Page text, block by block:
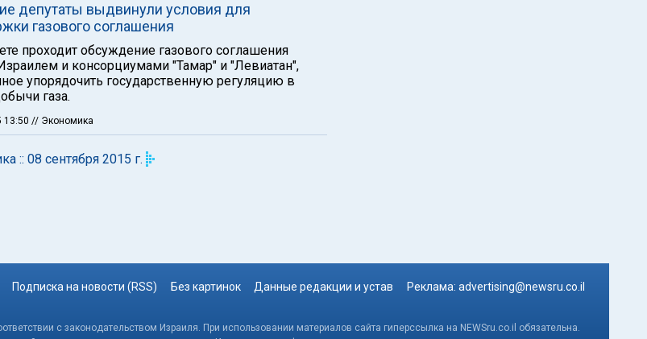
депутаты выдвинули условия для
газового соглашения
проходит обсуждение газового соглашения
и консорциумами "Тамар" и "Левиатан",
упорядочить государственную регуляцию в
газа.
13:50 // Экономика
:: 08 сентября 2015 г.
Подписка на новости (RSS) Без картинок Данные редакции и устав Реклама: advertising@newsru.co.il
с законодательством Израиля. При использовании материалов сайта гиперссылка на NEWSru.co.il обязательна.